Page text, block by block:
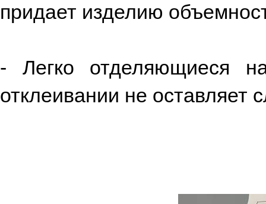
придает изделию
- Легко отделяющиеся
отклеивании не оставляет